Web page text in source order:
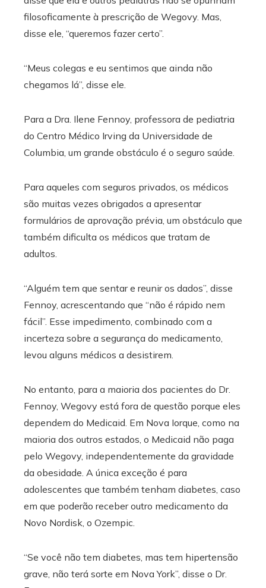
filosoficamente à prescrição de Wegovy. Mas,
disse ele, “queremos fazer certo”.
“Meus colegas e eu sentimos que ainda não
chegamos lá”, disse ele.
Para a Dra. Ilene Fennoy, professora de pediatria
do Centro Médico Irving da Universidade de
Columbia, um grande obstáculo é o seguro saúde.
Para aqueles com seguros privados, os médicos
são muitas vezes obrigados a apresentar
formulários de aprovação prévia, um obstáculo que
também dificulta os médicos que tratam de
adultos.
“Alguém tem que sentar e reunir os dados”, disse
Fennoy, acrescentando que “não é rápido nem
fácil”. Esse impedimento, combinado com a
incerteza sobre a segurança do medicamento,
levou alguns médicos a desistirem.
No entanto, para a maioria dos pacientes do Dr.
Fennoy, Wegovy está fora de questão porque eles
dependem do Medicaid. Em Nova Iorque, como na
maioria dos outros estados, o Medicaid não paga
pelo Wegovy, independentemente da gravidade
da obesidade. A única exceção é para
adolescentes que também tenham diabetes, caso
em que poderão receber outro medicamento da
Novo Nordisk, o Ozempic.
“Se você não tem diabetes, mas tem hipertensão
grave, não terá sorte em Nova York”, disse o Dr.